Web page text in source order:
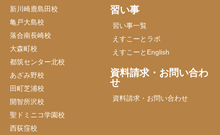
新川崎鹿島田校
亀戸大島校
落合南長崎校
大森町校
都筑センター北校
あざみ野校
田町芝浦校
開智所沢校
聖ドミニコ学園校
西荻窪校
習い事
習い事一覧
えすこーとラボ
えすこーとEnglish
資料請求・お問い合わ
せ
資料請求・お問い合わせ